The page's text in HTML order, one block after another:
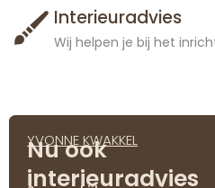
Interieuradvies
Wij helpen je bij het
YVONNE KWAKKEL
Nu ook
interieuradvies